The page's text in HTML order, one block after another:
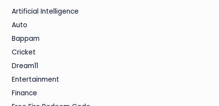
Artificial Intelligence
Auto
Bappam
Cricket
Dream11
Entertainment
Finance